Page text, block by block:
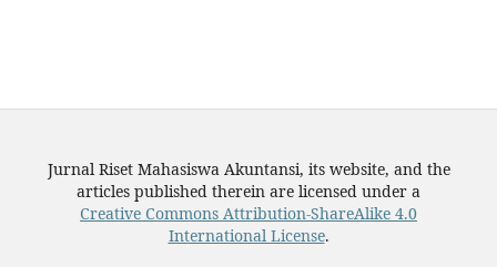
Jurnal Riset Mahasiswa Akuntansi, its website, and the
articles published therein are licensed under a
Creative Commons Attribution-ShareAlike 4.0
International License.